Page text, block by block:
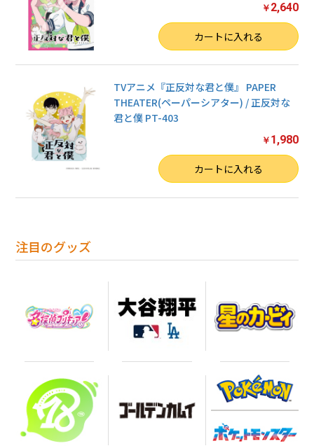
注目のグッズ
￥ 2,640
カートに入れる
TVアニメ『正反対な君と僕』 PAPER
THEATER(ペーパーシアター) / 正反対な
君と僕 PT-403
￥ 1,980
カートに入れる